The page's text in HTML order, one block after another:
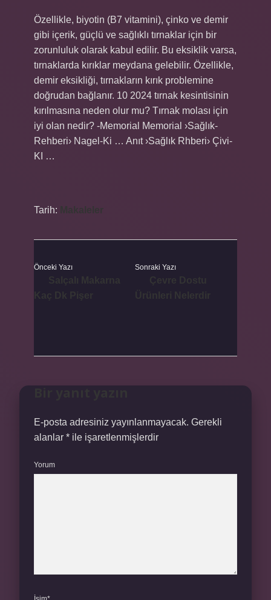
Özellikle, biyotin (B7 vitamini), çinko ve demir
gibi içerik, güçlü ve sağlıklı tırnaklar için bir
zorunluluk olarak kabul edilir. Bu eksiklik varsa,
tırnaklarda kırıklar meydana gelebilir. Özellikle,
demir eksikliği, tırnakların kırık problemine
doğrudan bağlanır. 10 2024 tırnak kesintisinin
kırılmasına neden olur mu? Tırnak molası için
iyi olan nedir? -Memorial Memorial ›Sağlık-
Rehberi› Nagel-Ki … Anıt ›Sağlık Rhberi› Çivi-
KI …
Tarih: Makaleler
Önceki Yazı Sonraki Yazı
E-posta adresiniz yayınlanmayacak. Gerekli
alanlar * ile işaretlenmişlerdir
Yorum